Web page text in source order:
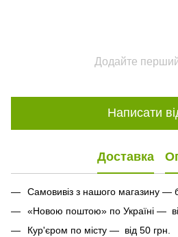
Додайте перший
Написати
Доставка
Самовивіз з нашого магазину —
«Новою поштою» по Україні —
Кур'єром по місту — від 50 грн.